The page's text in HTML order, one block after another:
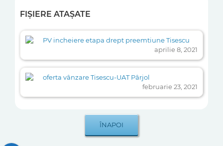
FIȘIERE ATAȘATE
PV incheiere etapa drept preemtiune Tisescu
aprilie 8, 2021
oferta vânzare Tisescu-UAT Pârjol
februarie 23, 2021